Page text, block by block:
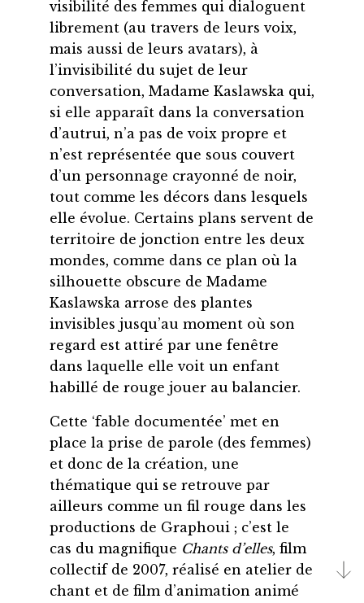
visibilité des femmes qui dialoguent
librement (au travers de leurs voix,
mais aussi de leurs avatars), à
l’invisibilité du sujet de leur
conversation, Madame Kaslawska qui,
si elle apparaît dans la conversation
d’autrui, n’a pas de voix propre et
n’est représentée que sous couvert
d’un personnage crayonné de noir,
tout comme les décors dans lesquels
elle évolue. Certains plans servent de
territoire de jonction entre les deux
mondes, comme dans ce plan où la
silhouette obscure de Madame
Kaslawska arrose des plantes
invisibles jusqu’au moment où son
regard est attiré par une fenêtre
dans laquelle elle voit un enfant
habillé de rouge jouer au balancier.
Cette ‘fable documentée’ met en
place la prise de parole (des femmes)
et donc de la création, une
thématique qui se retrouve par
ailleurs comme un fil rouge dans les
productions de Graphoui ; c’est le
cas du magnifique Chants d’elles, film
collectif de 2007, réalisé en atelier de
chant et de film d’animation animé